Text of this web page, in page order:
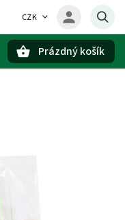
CZK
Prázdný košík